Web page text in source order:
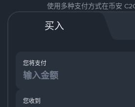
使用多种支付方式在币安
买入
您将支付
您收到